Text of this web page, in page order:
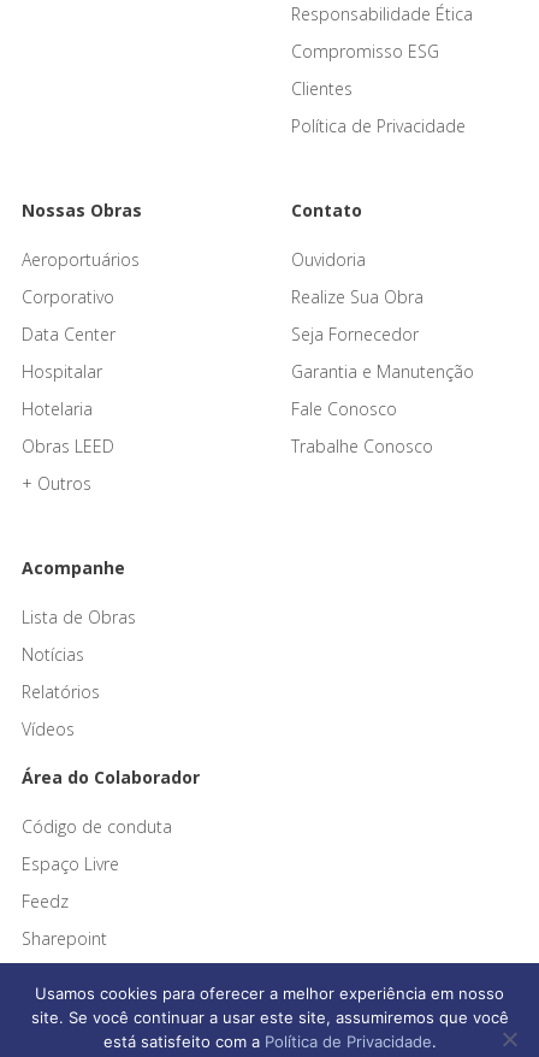
Responsabilidade Ética
Compromisso ESG
Clientes
Política de Privacidade
Nossas Obras
Aeroportuários
Corporativo
Data Center
Hospitalar
Hotelaria
Obras LEED
+ Outros
Contato
Ouvidoria
Realize Sua Obra
Seja Fornecedor
Garantia e Manutenção
Fale Conosco
Trabalhe Conosco
Acompanhe
Lista de Obras
Notícias
Relatórios
Vídeos
Área do Colaborador
Código de conduta
Espaço Livre
Feedz
Sharepoint
Usamos cookies para oferecer a melhor experiência em nosso
site. Se você continuar a usar este site, assumiremos que você
está satisfeito com a Política de Privacidade.